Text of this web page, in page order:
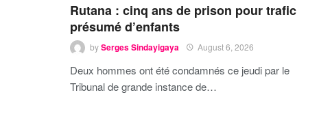
Rutana : cinq ans de prison pour trafic
présumé d’enfants
bySerges Sindayigaya August 6, 2026
Deux hommes ont été condamnés ce jeudi par le
Tribunal de grande instance de…